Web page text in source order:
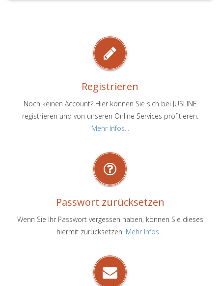
Registrieren
Noch keinen Account? Hier können Sie sich bei JUSLINE
registrieren und von unseren Online Services profitieren.
Mehr Infos...
Passwort zurücksetzen
Wenn Sie Ihr Passwort vergessen haben, können Sie dieses
hiermit zurücksetzen. Mehr Infos...